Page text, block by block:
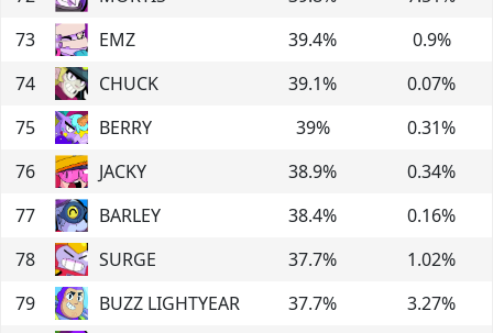
73
EMZ 39.4% 0.9%
74
CHUCK 39.1% 0.07%
75
BERRY 39% 0.31%
76
JACKY 38.9% 0.34%
77
BARLEY 38.4% 0.16%
78
SURGE 37.7% 1.02%
79
BUZZ LIGHTYEAR 37.7% 3.27%